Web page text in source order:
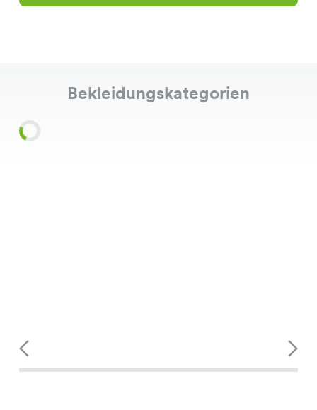
Bekleidungskategorien